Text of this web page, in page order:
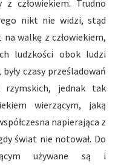
człowiekiem. Trudno
nikt nie widzi, stąd
walkę z człowiekiem,
ludzkości obok ludzi
czasy prześladowań
rzymskich, jednak tak
wierzącym, jaką
napierająca z
świat nie notował. Do
używane są i